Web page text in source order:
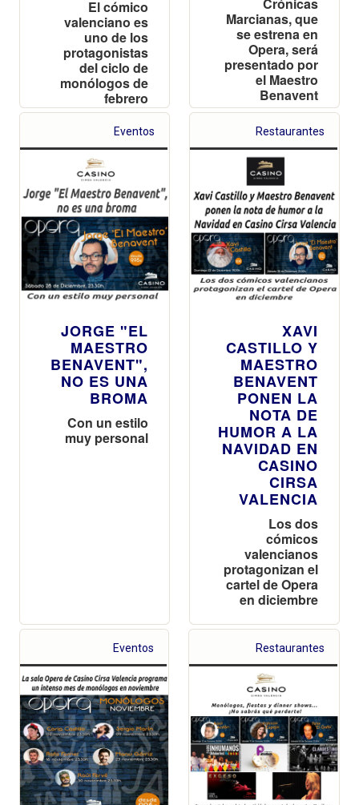
El cómico
valenciano es
uno de los
protagonistas
del ciclo de
monólogos de
febrero
Marcianas, que
se estrena en
Opera, será
presentado por
el Maestro
Benavent
Eventos
JORGE "EL
MAESTRO
BENAVENT",
NO ES UNA
BROMA
Con un estilo
muy personal
Restaurantes
XAVI
CASTILLO Y
MAESTRO
BENAVENT
PONEN LA
NOTA DE
HUMOR A LA
NAVIDAD EN
CASINO
CIRSA
VALENCIA
Los dos
cómicos
valencianos
protagonizan el
cartel de Opera
en diciembre
Eventos Restaurantes